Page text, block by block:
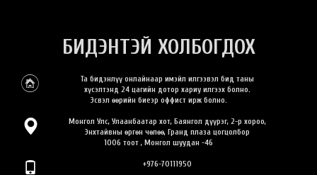
БИДЭНТЭЙ ХОЛБОГДОХ
Та бидэнлүү онлайнаар имэйл илгээвэл бид таны
хүсэлтэнд 24 цагийн дотор хариу илгээх болно.
Эсвэл өөрийн биеэр оффист ирж болно.
Монгол Улс, Улаанбаатар хот, Баянгол дүүрэг, 2-р хороо,
Энхтайвны өргөн чөлөө, Гранд плаза цогцолбор
1006 тоот , Монгол шуудан -46
+976-70111950